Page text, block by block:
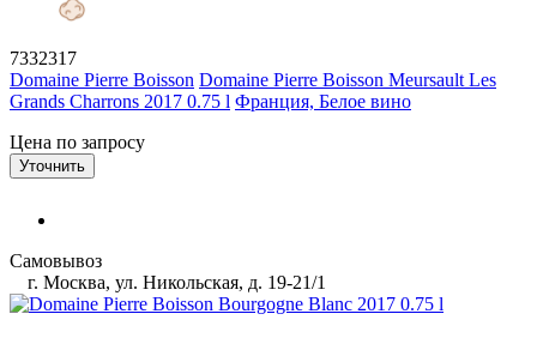
7332317
Domaine Pierre Boisson Domaine Pierre Boisson Meursault Les
Grands Charrons 2017 0.75 l Франция, Белое вино
Цена по запросу
Уточнить
Самовывоз
г. Москва, ул. Никольская, д. 19-21/1